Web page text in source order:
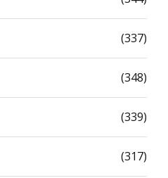
(337)
(348)
(339)
(317)